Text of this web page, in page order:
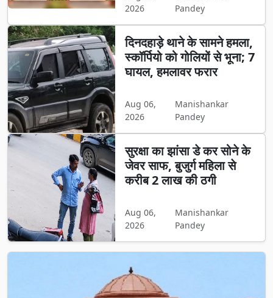
2026
Pandey
दिनदहाड़े थाने के सामने हमला,
स्कॉर्पियो को गोलियों से भूना; 7
घायल, हमलावर फरार
Aug 06,
2026
Manishankar
Pandey
सुरक्षा का झांसा डे कर सोने के
जेवर साफ, बुजुर्ग महिला से
करीब 2 लाख की ठगी
Aug 06,
2026
Manishankar
Pandey